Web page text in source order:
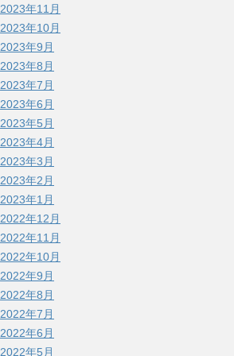
2023年11月
2023年10月
2023年9月
2023年8月
2023年7月
2023年6月
2023年5月
2023年4月
2023年3月
2023年2月
2023年1月
2022年12月
2022年11月
2022年10月
2022年9月
2022年8月
2022年7月
2022年6月
2022年5月